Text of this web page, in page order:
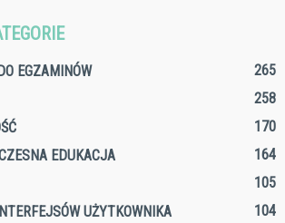
EGZAMINÓW
265
258
170
EDUKACJA
164
105
UŻYTKOWNIKA
104